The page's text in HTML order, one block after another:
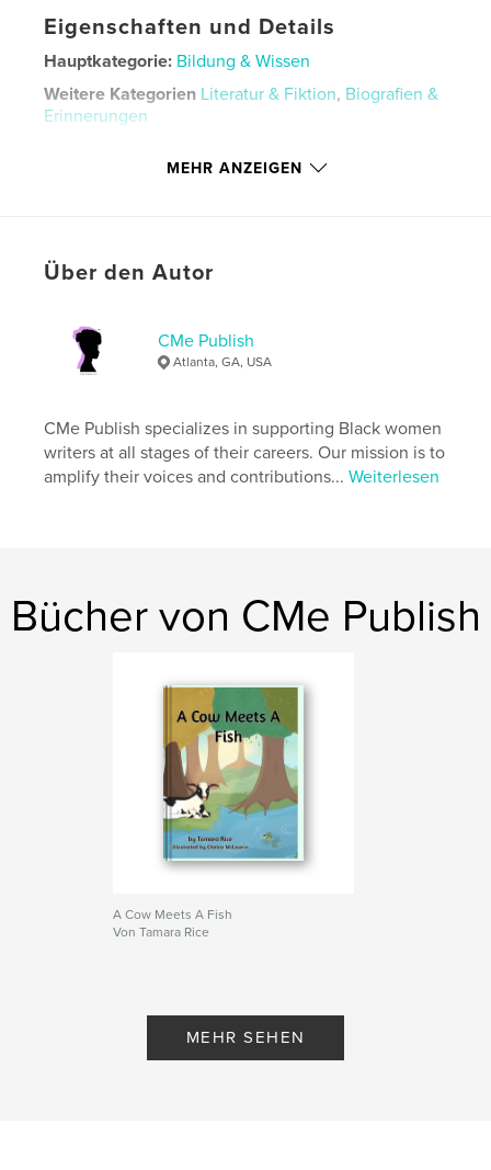
Eigenschaften und Details
Hauptkategorie: Bildung & Wissen
Weitere Kategorien Literatur & Fiktion, Biografien &
Erinnerungen
48
Veröffentlichungsdatum:
Schlüsselwörter
prompts handbook , creative
MEHR ANZEIGEN
Über den Autor
CMe Publish
Atlanta, GA, USA
CMe Publish specializes in supporting Black women
writers at all stages of their careers. Our mission is to
amplify their voices and contributions...Weiterlesen
Bücher von CMe Publish
A Cow Meets A Fish
Von Tamara Rice
MEHR SEHEN